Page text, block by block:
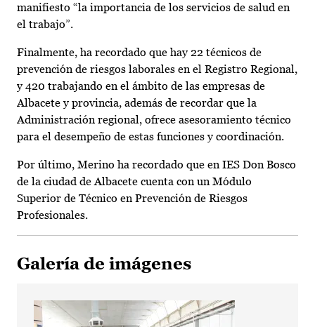
manifiesto “la importancia de los servicios de salud en
el trabajo”.
Finalmente, ha recordado que hay 22 técnicos de
prevención de riesgos laborales en el Registro Regional,
y 420 trabajando en el ámbito de las empresas de
Albacete y provincia, además de recordar que la
Administración regional, ofrece asesoramiento técnico
para el desempeño de estas funciones y coordinación.
Por último, Merino ha recordado que en IES Don Bosco
de la ciudad de Albacete cuenta con un Módulo
Superior de Técnico en Prevención de Riesgos
Profesionales.
Galería de imágenes